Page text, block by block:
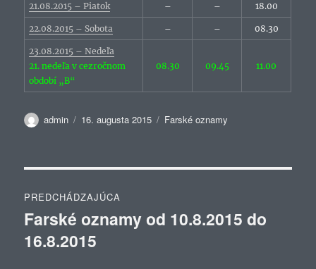
21.08.2015 – Piatok – – 18.00
22.08.2015 – Sobota – – 08.30
23.08.2015 – Nedeľa
21. nedeľa v cezročnom
období „B“
08.30 09.45 11.00
Autor
admin Publikované
16. augusta 2015 Kategórie
Farské oznamy
v
článku
PREDCHÁDZAJÚCA
Predchádzajúci
článok:
Farské oznamy od 10.8.2015 do
16.8.2015